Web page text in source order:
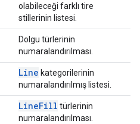
olabileceği farklı tire
stillerinin listesi.
Dolgu türlerinin
numaralandırılması.
Line kategorilerinin
numaralandırılmış listesi.
LineFill türlerinin
numaralandırılması.